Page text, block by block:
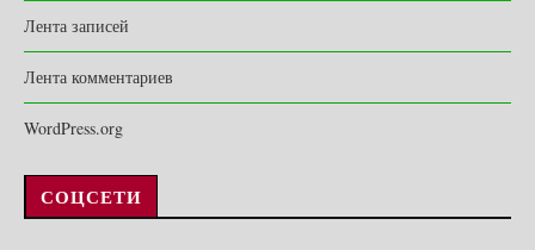
Лента записей
Лента комментариев
WordPress.org
СОЦСЕТИ